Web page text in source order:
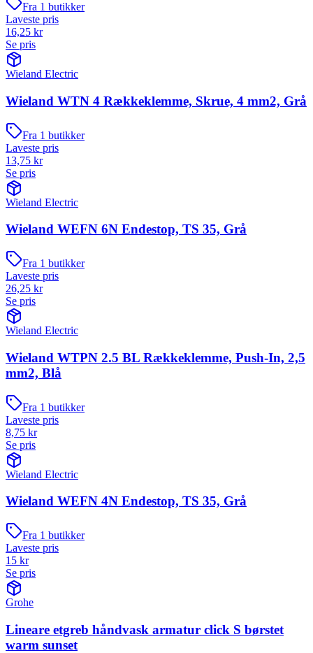
Fra 1 butikker
Laveste pris
16,25 kr
Se pris
Wieland Electric
Wieland WTN 4 Rækkeklemme, Skrue, 4 mm2, Grå
Fra 1 butikker
Laveste pris
13,75 kr
Se pris
Wieland Electric
Wieland WEFN 6N Endestop, TS 35, Grå
Fra 1 butikker
Laveste pris
26,25 kr
Se pris
Wieland Electric
Wieland WTPN 2.5 BL Rækkeklemme, Push-In, 2,5
mm2, Blå
Fra 1 butikker
Laveste pris
8,75 kr
Se pris
Wieland Electric
Wieland WEFN 4N Endestop, TS 35, Grå
Fra 1 butikker
Laveste pris
15 kr
Se pris
Grohe
Lineare etgreb håndvask armatur click S børstet
warm sunset